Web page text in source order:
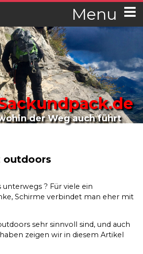
Menu
der Weg auch führt
outdoors
? Für viele ein
Schirme verbindet man eher mit
sehr sinnvoll sind, und auch
zeigen wir in diesem Artikel